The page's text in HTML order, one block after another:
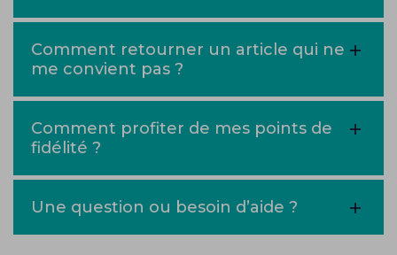
Comment retourner un article qui ne
me convient pas ?
Comment profiter de mes points de
fidélité ?
Une question ou besoin d’aide ?